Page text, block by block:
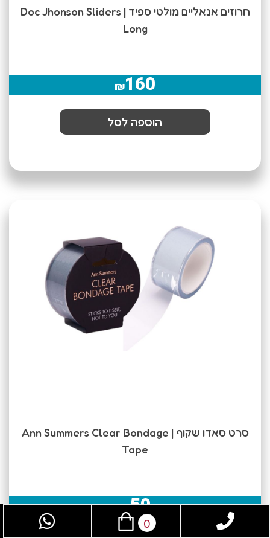
חרוזים אנאליים מולטי ספיד | Doc Jhonson Sliders
Long
₪160
הוספה לסל
סרט סאדו שקוף | Ann Summers Clear Bondage
Tape
₪50
0